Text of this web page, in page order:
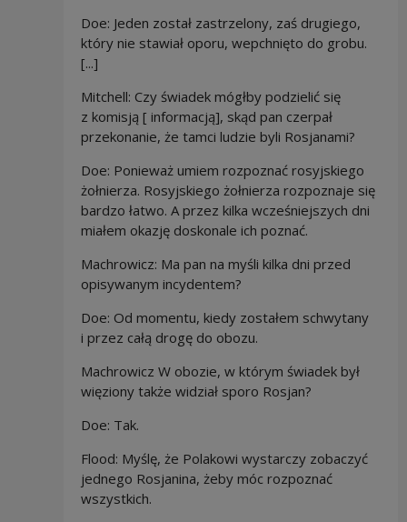
Doe: Jeden został zastrzelony, zaś drugiego,
który nie stawiał oporu, wepchnięto do grobu.
[...]
Mitchell: Czy świadek mógłby podzielić się
z komisją [ informacją], skąd pan czerpał
przekonanie, że tamci ludzie byli Rosjanami?
Doe: Ponieważ umiem rozpoznać rosyjskiego
żołnierza. Rosyjskiego żołnierza rozpoznaje się
bardzo łatwo. A przez kilka wcześniejszych dni
miałem okazję doskonale ich poznać.
Machrowicz: Ma pan na myśli kilka dni przed
opisywanym incydentem?
Doe: Od momentu, kiedy zostałem schwytany
i przez całą drogę do obozu.
Machrowicz W obozie, w którym świadek był
więziony także widział sporo Rosjan?
Doe: Tak.
Flood: Myślę, że Polakowi wystarczy zobaczyć
jednego Rosjanina, żeby móc rozpoznać
wszystkich.